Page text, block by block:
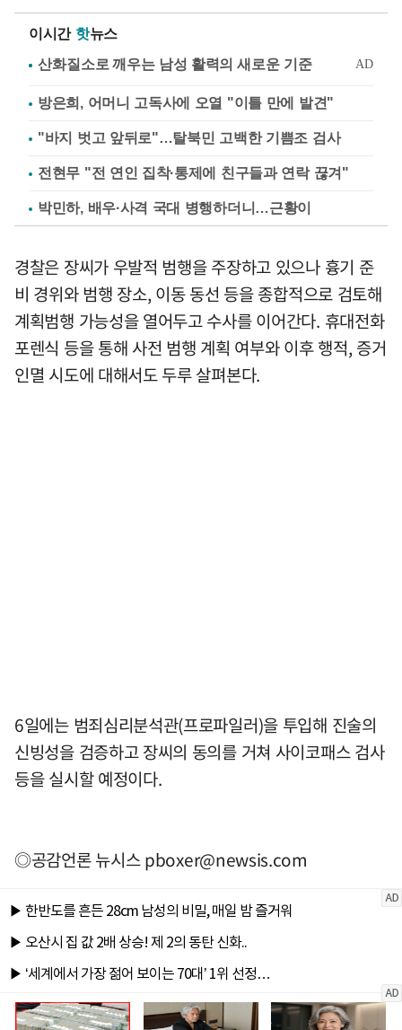
이시간 핫뉴스
방은희, 어머니 고독사에 오열 "이틀 만에 발견"
"바지 벗고 앞뒤로"…탈북민 고백한 기쁨조 검사
전현무 "전 연인 집착·통제에 친구들과 연락 끊겨"
박민하, 배우·사격 국대 병행하더니…근황이
경찰은 장씨가 우발적 범행을 주장하고 있으나 흉기 준
비 경위와 범행 장소, 이동 동선 등을 종합적으로 검토해
계획범행 가능성을 열어두고 수사를 이어간다. 휴대전화
포렌식 등을 통해 사전 범행 계획 여부와 이후 행적, 증거
인멸 시도에 대해서도 두루 살펴본다.
6일에는 범죄심리분석관(프로파일러)을 투입해 진술의
신빙성을 검증하고 장씨의 동의를 거쳐 사이코패스 검사
등을 실시할 예정이다.
◎공감언론 뉴시스pboxer@newsis.com